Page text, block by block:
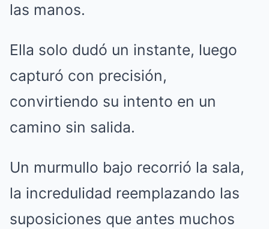
las manos.
Ella solo dudó un instante, luego
capturó con precisión,
convirtiendo su intento en un
camino sin salida.
Un murmullo bajo recorrió la sala,
la incredulidad reemplazando las
suposiciones que antes muchos